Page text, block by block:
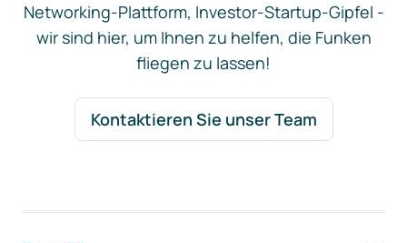
Networking-Plattform, Investor-Startup-Gipfel -
wir sind hier, um Ihnen zu helfen, die Funken
fliegen zu lassen!
Kontaktieren Sie unser Team